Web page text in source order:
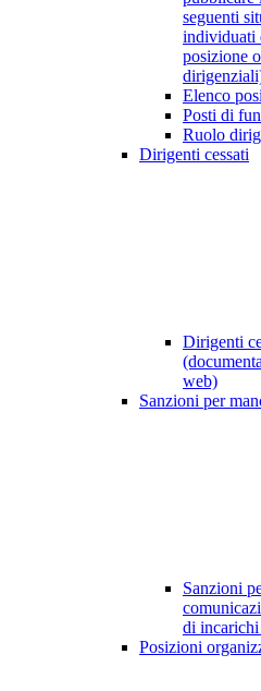
seguenti
individuati
posizione
Elenco
Posti di
Ruolo
Dirigenti cessati
Dirigenti
web)
Sanzioni per
Sanzioni
di
Posizioni